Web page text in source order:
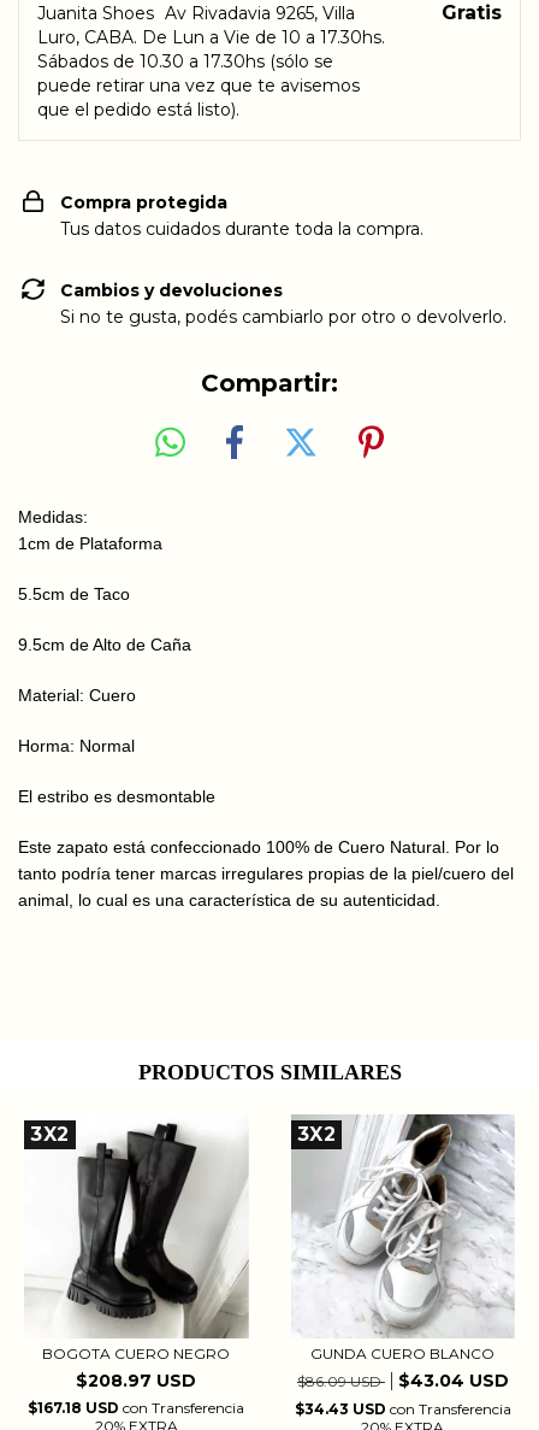
Juanita Shoes Av Rivadavia 9265, Villa
Luro, CABA. De Lun a Vie de 10 a 17.30hs.
Sábados de 10.30 a 17.30hs (sólo se
puede retirar una vez que te avisemos
que el pedido está listo).
Gratis
Compra protegida
Tus datos cuidados durante toda la compra.
Cambios y devoluciones
Si no te gusta, podés cambiarlo por otro o devolverlo.
Compartir:
Medidas:
1cm de Plataforma
5.5cm de Taco
9.5cm de Alto de Caña
Material: Cuero
Horma: Normal
El estribo es desmontable
Este zapato está confeccionado 100% de Cuero Natural. Por lo
tanto podría tener marcas irregulares propias de la piel/cuero del
animal, lo cual es una característica de su autenticidad.
PRODUCTOS SIMILARES
3X2
BOGOTA CUERO NEGRO
$208.97 USD
$167.18 USDcon Transferencia
20% EXTRA
3X2
GUNDA CUERO BLANCO
$86.09 USD
$43.04 USD
$34.43 USD con Transferencia